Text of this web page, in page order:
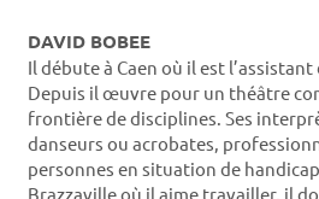
DAVID BOBEE
Il débute à Caen où il est l’assistant
Depuis il œuvre pour un théâtre
frontière de disciplines. Ses
danseurs ou acrobates,
personnes en situation de
Brazzaville où il aime travailler, il